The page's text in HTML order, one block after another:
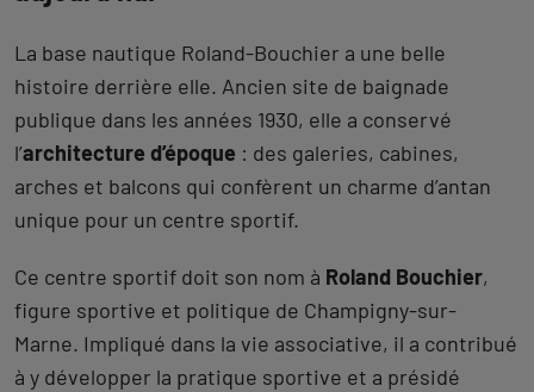
La base nautique Roland-Bouchier a une belle
histoire derrière elle. Ancien site de baignade
publique dans les années 1930, elle a conservé
l’architecture d’époque : des galeries, cabines,
arches et balcons qui confèrent un charme d’antan
unique pour un centre sportif.
Ce centre sportif doit son nom à Roland Bouchier,
figure sportive et politique de Champigny-sur-
Marne. Impliqué dans la vie associative, il a contribué
à y développer la pratique sportive et a présidé